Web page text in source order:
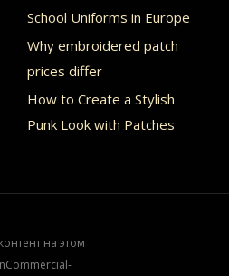
School Uniforms in Europe
Why embroidered patch
prices differ
How to Create a Stylish
Punk Look with Patches
на этом